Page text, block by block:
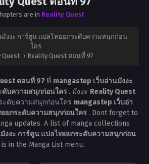
are in Reality Quest
มังงะ การ์ตูน แปลไทยยกระดับความสนุกก่อน
ใคร
Quest › Reality Quest ตอนที่ 97
ตอนที่ 97 ที่ mangastep เว็บอ่านมังงะ
ดับความสนุกก่อนใคร . มังงะ Reality Quest
ะดับความสนุกก่อนใคร mangastep เว็บอ่า
ยกระดับความสนุกก่อนใคร . Dont forget to
updates. A list of manga collections
งงะ การ์ตูน แปลไทยยกระดับความสนุกก่อน
is in the Manga List menu.